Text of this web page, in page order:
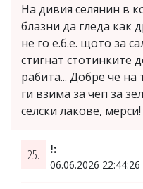
На дивия селянин в
блазни да гледа как
не го е.б.е. щото за
стигнат стотинките
рабита... Добре че на
ги взима за чеп за
селски лакове, мерси!
25. !:
06.06.2026 22:44:26